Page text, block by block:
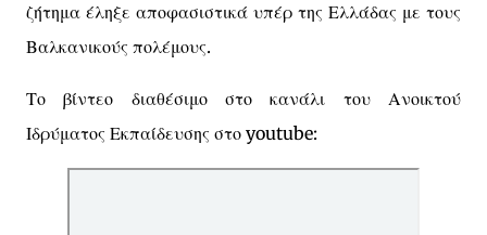
ζήτημα έληξε αποφασιστικά υπέρ της Ελλάδας με τους
Βαλκανικούς πολέμους.
Το βίντεο διαθέσιμο στο κανάλι του Ανοικτού
Ιδρύματος Εκπαίδευσης στο youtube: